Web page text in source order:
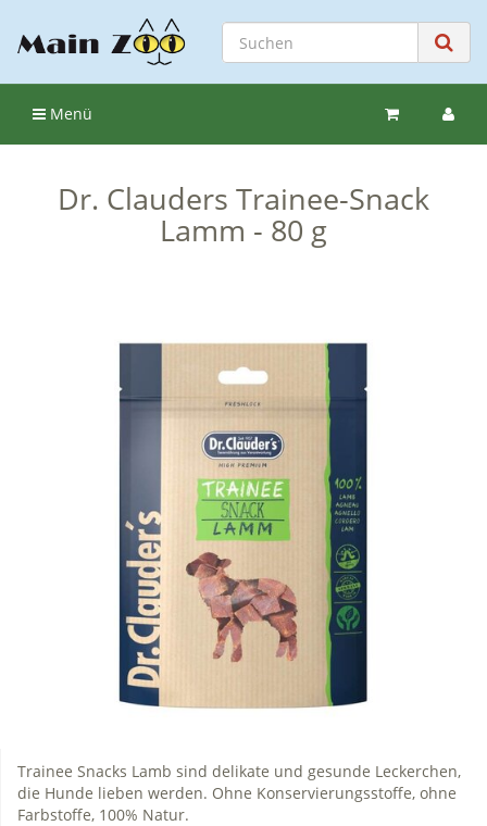
Menü
Dr. Clauders Trainee-Snack
Lamm - 80 g
Trainee Snacks Lamb sind delikate und gesunde Leckerchen,
die Hunde lieben werden. Ohne Konservierungsstoffe, ohne
Farbstoffe, 100% Natur.